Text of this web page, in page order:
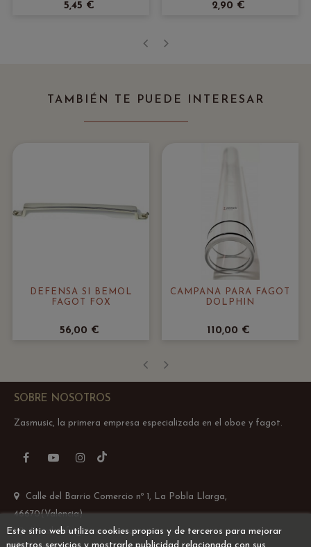
5,45 € 2,90 €
TAMBIÉN TE PUEDE INTERESAR
DEFENSA SI BEMOL
FAGOT FOX
56,00 €
CAMPANA PARA FAGOT
DOLPHIN
110,00 €
SOBRE NOSOTROS
Zasmusic, la primera empresa especializada en el oboe y fagot.
FacebookYouTubeInstagram
Calle del Barrio Comercio nº 1, La Pobla Llarga,
46670(Valencia)
Email: info@zasmusic.com
Este sitio web utiliza cookies propias y de terceros para mejorar